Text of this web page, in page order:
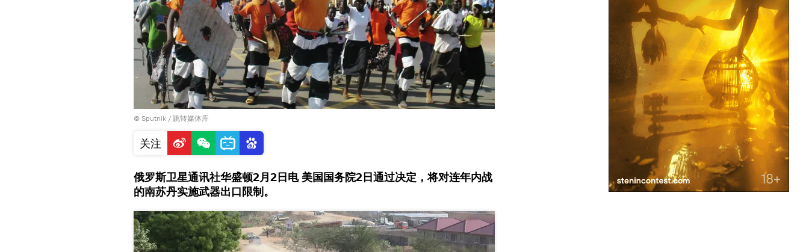
© Sputnik / 跳转媒体库
关注
俄罗斯卫星通讯社华盛顿2月2日电 美国国务院2日通过决定，将对连年内战
的南苏丹实施武器出口限制。